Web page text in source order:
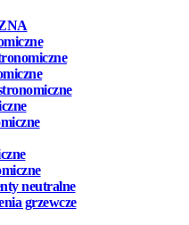
neutralne
grzewcze